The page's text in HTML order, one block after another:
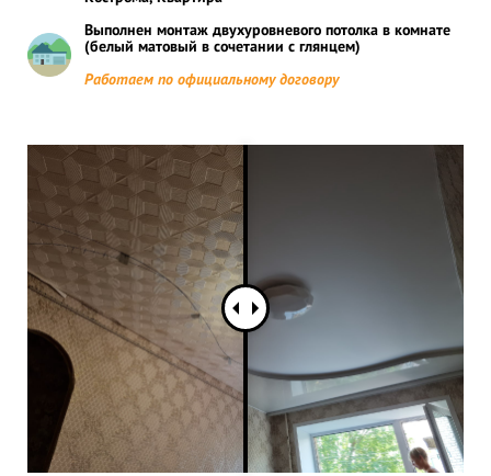
Выполнен монтаж двухуровневого потолка в комнате
(белый матовый в сочетании с глянцем)
Работаем по официальному договору